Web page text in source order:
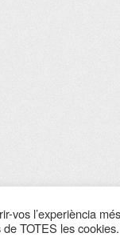
vos l’experiència
TOTES les